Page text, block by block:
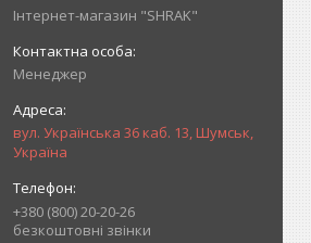
Інтернет-магазин "SHRAK"
Менеджер
вул. Українська 36 каб. 13, Шумськ,
Україна
+380 (800) 20-20-26
безкоштовні звінки